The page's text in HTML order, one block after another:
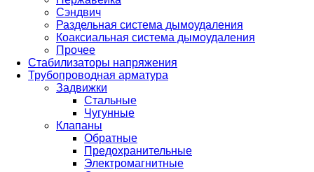
Сэндвич
Раздельная система дымоудаления
Коаксиальная система дымоудаления
Прочее
Стабилизаторы напряжения
Трубопроводная арматура
Задвижки
Стальные
Чугунные
Клапаны
Обратные
Предохранительные
Электромагнитные